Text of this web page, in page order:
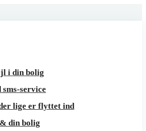
i din bolig
service
lige er flyttet ind
din bolig